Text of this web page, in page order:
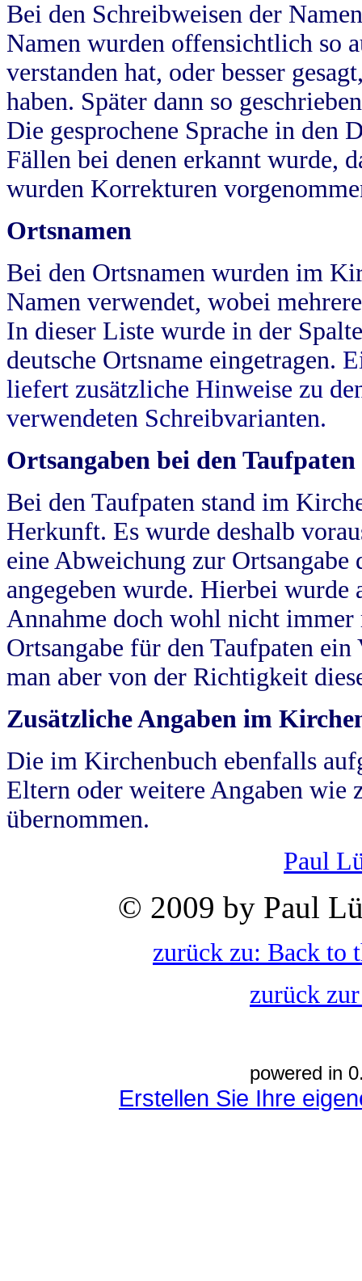
Bei den Schreibweisen der
Namen wurden offensichtlich so
verstanden hat, oder besser
haben. Später dann so
Die gesprochene Sprache in
Fällen bei denen erkannt wurde,
wurden Korrekturen
Ortsnamen
Bei den Ortsnamen wurden im
Namen verwendet, wobei
In dieser Liste wurde in der
deutsche Ortsname eingetragen.
liefert zusätzliche Hinweise zu
verwendeten Schreibvarianten.
Ortsangaben bei den Taufpaten
Bei den Taufpaten stand im
Herkunft. Es wurde deshalb
eine Abweichung zur
angegeben wurde. Hierbei wurde
Annahme doch wohl nicht
Ortsangabe für den Taufpaten
man aber von der Richtigkeit
Zusätzliche Angaben im
Die im Kirchenbuch ebenfalls
Eltern oder weitere Angaben wie
übernommen.
Paul
© 2009 by Paul
zurück zu: Back to
zurück
powered in
Erstellen Sie Ihre